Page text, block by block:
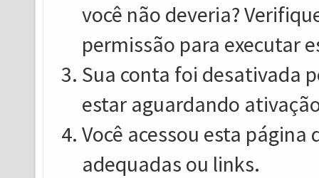
você não deveria?
permissão para executar
Sua conta foi desativada
estar aguardando
Você acessou esta
adequadas ou links.